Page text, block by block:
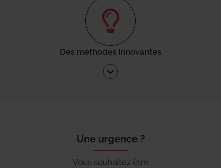
Des méthodes innovantes
Une urgence ?
Vous souhaitez être